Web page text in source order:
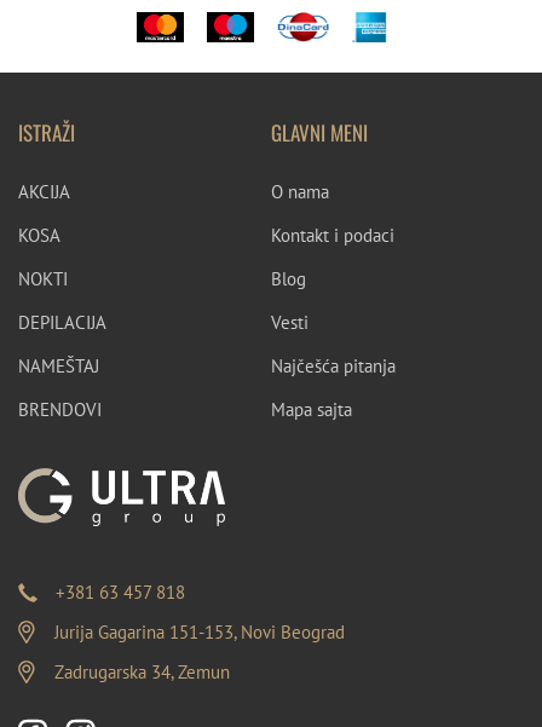
ISTRAŽI
AKCIJA
KOSA
NOKTI
DEPILACIJA
NAMEŠTAJ
BRENDOVI
GLAVNI MENI
O nama
Kontakt i podaci
Blog
Vesti
Najčešća pitanja
Mapa sajta
+381 63 457 818
Jurija Gagarina 151-153, Novi Beograd
Zadrugarska 34, Zemun